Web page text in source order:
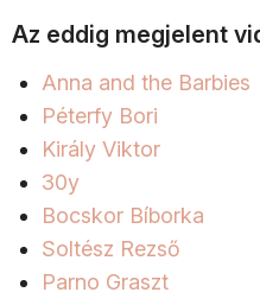
Az eddig megjelent
Anna and the Barbies
Péterfy Bori
Király Viktor
30y
Bocskor Bíborka
Soltész Rezső
Parno Graszt